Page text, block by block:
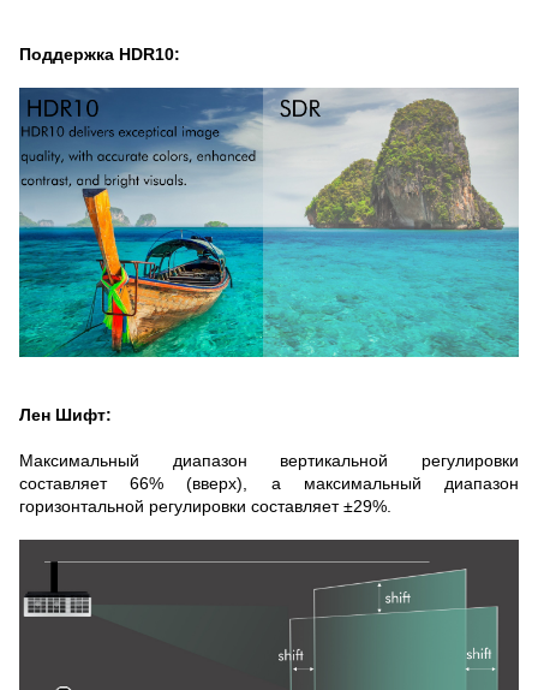
Поддержка HDR10:
Лен Шифт:
Максимальный диапазон вертикальной регулировки
составляет 66% (вверх), а максимальный диапазон
горизонтальной регулировки составляет ±29%.